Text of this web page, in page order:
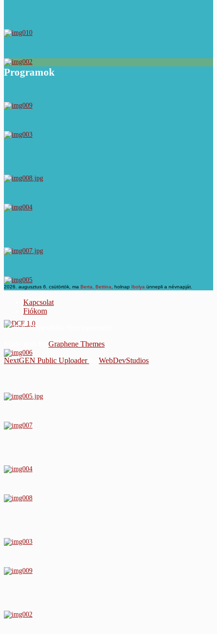
Programok
2026. augusztus 6. csütörtök, ma Berta, Bettina, holnap Ibolya ünnepli a névnapját.
Kapcsolat
Fiókom
© 2026 HappyBike Sportegyesület.
Graphene Themes
NextGEN Public Uploader
WebDevStudios